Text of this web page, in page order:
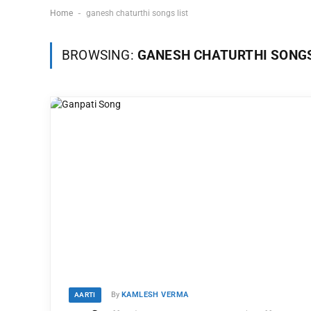
Home - ganesh chaturthi songs list
BROWSING: GANESH CHATURTHI
AARTI By KAMLESH VERMA